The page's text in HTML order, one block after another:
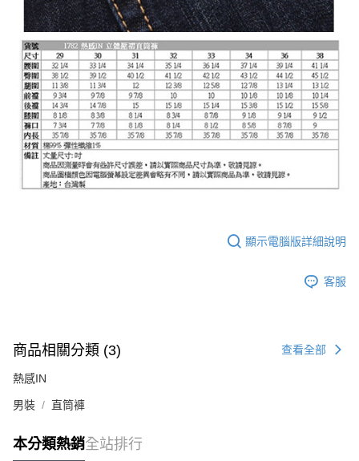
顯示電腦版詳細說明
客服
商品相關分類 (3) 查看全部
熱感IN
男裝 直筒褲
本分類熱銷全站排行